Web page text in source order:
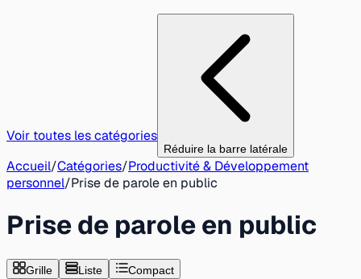
Voir toutes les catégories
Réduire la barre latérale
Accueil/Catégories/Productivité & Développement
personnel/Prise de parole en public
Prise de parole en public
Grille Liste Compact